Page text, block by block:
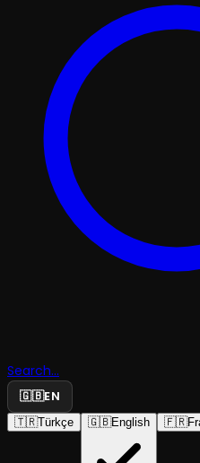
Search...
🇬🇧EN
🇹🇷Türkçe 🇬🇧English 🇫🇷